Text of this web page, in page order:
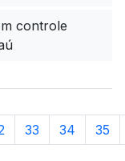
controle
33 34 35